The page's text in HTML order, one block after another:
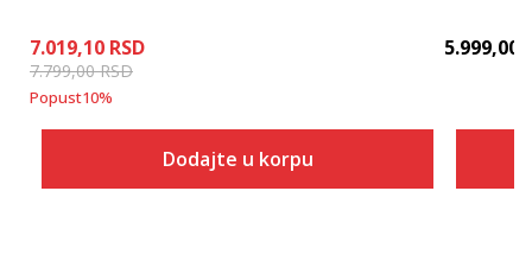
7.019,10 RSD
7.799,00RSD
Popust10%
Dodajte u korpu
5.999,00